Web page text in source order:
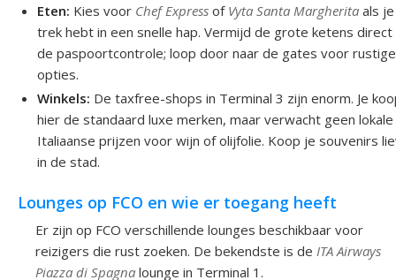
Eten: Kies voor Chef Express of Vyta Santa Margherita als je
trek hebt in een snelle hap. Vermijd de grote ketens direct
de paspoortcontrole; loop door naar de gates voor
opties.
Winkels: De taxfree-shops in Terminal 3 zijn enorm. Je
hier de standaard luxe merken, maar verwacht geen lokale
Italiaanse prijzen voor wijn of olijfolie. Koop je souvenirs
in de stad.
Lounges op FCO en wie er toegang heeft
Er zijn op FCO verschillende lounges beschikbaar voor
reizigers die rust zoeken. De bekendste is de ITA Airways
Piazza di Spagna lounge in Terminal 1.